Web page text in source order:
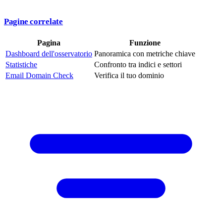
Pagine correlate
Pagina
Funzione
Dashboard dell'osservatorio Panoramica con metriche chiave
Statistiche
Confronto tra indici e settori
Email Domain Check
Verifica il tuo dominio